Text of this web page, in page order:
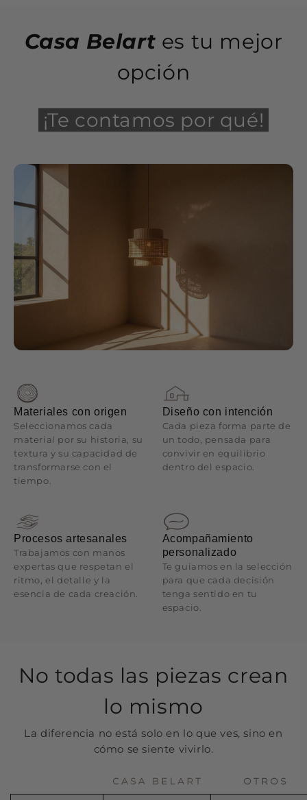
Casa Belart es tu mejor
opción
¡Te contamos por qué!
Materiales con origen
Seleccionamos cada
material por su historia, su
textura y su capacidad de
transformarse con el
tiempo.
Diseño con intención
Cada pieza forma parte de
un todo, pensada para
convivir en equilibrio
dentro del espacio.
Procesos artesanales
Trabajamos con manos
expertas que respetan el
ritmo, el detalle y la
esencia de cada creación.
Acompañamiento
personalizado
Te guiamos en la selección
para que cada decisión
tenga sentido en tu
espacio.
No todas las piezas crean
lo mismo
La diferencia no está solo en lo que ves, sino en
cómo se siente vivirlo.